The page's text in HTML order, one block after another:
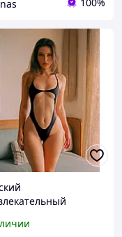
из бифлекса.